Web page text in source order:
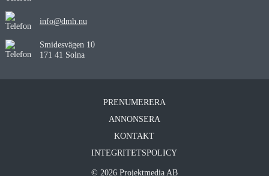
info@dmh.nu
Smidesvägen 10
171 41 Solna
PRENUMERERA
ANNONSERA
KONTAKT
INTEGRITETSPOLICY
© 2026 Projektmedia AB